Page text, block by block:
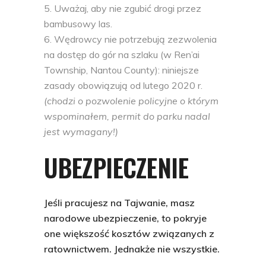
Uważaj, aby nie zgubić drogi przez
bambusowy las.
Wędrowcy nie potrzebują zezwolenia
na dostęp do gór na szlaku (w Ren’ai
Township, Nantou County): niniejsze
zasady obowiązują od lutego 2020 r.
(chodzi o pozwolenie policyjne o którym
wspominałem, permit do parku nadal
jest wymagany!)
UBEZPIECZENIE
Jeśli pracujesz na Tajwanie, masz
narodowe ubezpieczenie, to pokryje
one większość kosztów związanych z
ratownictwem. Jednakże nie wszystkie.